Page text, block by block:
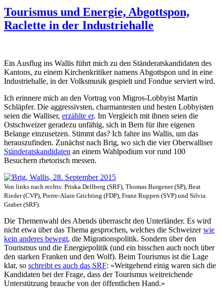
Tourismus und Energie, Abgottspon,
Raclette in der Industriehalle
Ein Ausflug ins Wallis führt mich zu den Ständeratskandidaten des
Kantons, zu einem Kirchenkritiker namens Abgottspon und in eine
Industriehalle, in der Volksmusik gespielt und Fondue serviert wird.
Ich erinnere mich an den Vortrag von Migros-Lobbyist Martin
Schläpfer. Die aggressivsten, charmantesten und besten Lobbyisten
seien die Walliser, erzählte er. Im Vergleich mit ihnen seien die
Ostschweizer geradezu unfähig, sich in Bern für ihre eigenen
Belange einzusetzen. Stimmt das? Ich fahre ins Wallis, um das
herauszufinden. Zunächst nach Brig, wo sich die vier Oberwalliser
Ständeratskandidaten an einem Wahlpodium vor rund 100
Besuchern rhetorisch messen.
Von links nach rechts: Priska Dellberg (SRF), Thomas Burgener (SP), Beat
Rieder (CVP), Pierre-Alain Grichting (FDP), Franz Ruppen (SVP) und Silvia
Graber (SRF).
Die Themenwahl des Abends überrascht den Unterländer. Es wird
nicht etwa über das Thema gesprochen, welches die Schweizerwie
kein anderes bewegt, die Migrationspolitik. Sondern über den
Tourismus und die Energiepolitik (und ein bisschen auch noch über
den starken Franken und den Wolf). Beim Tourismus ist die Lage
klar, so schreibt es auch das SRF: «Weitgehend einig waren sich die
Kandidaten bei der Frage, dass der Tourismus weitreichende
Unterstützung brauche von der öffentlichen Hand.»